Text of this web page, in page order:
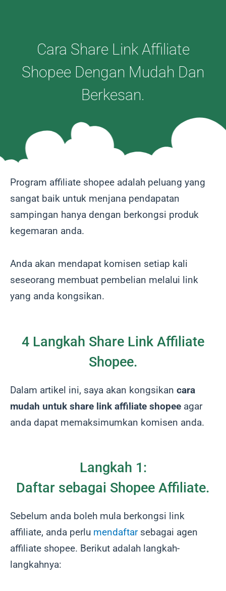
Cara Share Link Affiliate
Shopee Dengan Mudah Dan
Berkesan.
Program affiliate shopee adalah peluang yang
sangat baik untuk menjana pendapatan
sampingan hanya dengan berkongsi produk
kegemaran anda.
Anda akan mendapat komisen setiap kali
seseorang membuat pembelian melalui link
yang anda kongsikan.
4 Langkah Share Link Affiliate
Shopee.
Dalam artikel ini, saya akan kongsikan cara
mudah untuk share link affiliate shopee agar
anda dapat memaksimumkan komisen anda.
Langkah 1:
Daftar sebagai Shopee Affiliate.
Sebelum anda boleh mula berkongsi link
affiliate, anda perlu mendaftarsebagai agen
affiliate shopee. Berikut adalah langkah-
langkahnya: